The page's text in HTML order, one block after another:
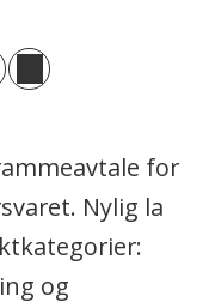
for
Nylig la
og